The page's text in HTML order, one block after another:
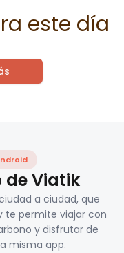
este día
de Viatik
a ciudad, que
te permite viajar con
y disfrutar de
misma app.